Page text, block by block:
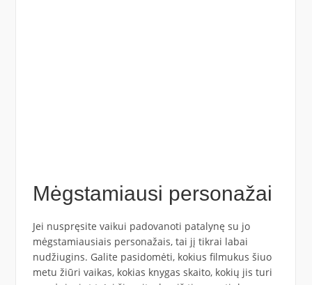
Mėgstamiausi personažai
Jei nuspręsite vaikui padovanoti patalynę su jo
mėgstamiausiais personažais, tai jį tikrai labai
nudžiugins. Galite pasidomėti, kokius filmukus šiuo
metu žiūri vaikas, kokias knygas skaito, kokių jis turi